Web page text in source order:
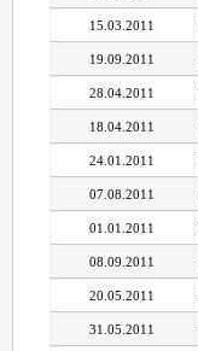
15.03.2011
19.09.2011
28.04.2011
18.04.2011
24.01.2011
07.08.2011
01.01.2011
08.09.2011
20.05.2011
31.05.2011